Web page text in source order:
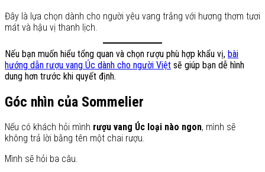
Đây là lựa chọn dành cho người yêu vang trắng với hương thơm tươi
mát và hậu vị thanh lịch.
Nếu bạn muốn hiểu tổng quan và chọn rượu phù hợp khẩu vị, bài
hướng dẫn rượu vang Úc dành cho người Việt sẽ giúp bạn dễ hình
dung hơn trước khi quyết định.
Góc nhìn của Sommelier
Nếu có khách hỏi mình rượu vang Úc loại nào ngon, mình sẽ
không trả lời bằng tên một chai rượu.
Mình sẽ hỏi ba câu.